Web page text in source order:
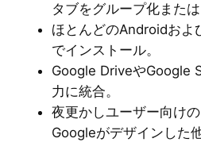
タブをグループ化また
ほとんどのAndroidおよ
でインストール。
Google DriveやGoogle
力に統合。
夜更かしユーザー向け
Googleがデザインした